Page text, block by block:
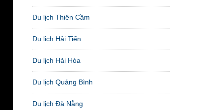
Du lịch Thiên Cầm
Du lịch Hải Tiến
Du lịch Hải Hòa
Du lịch Quảng Bình
Du lịch Đà Nẵng